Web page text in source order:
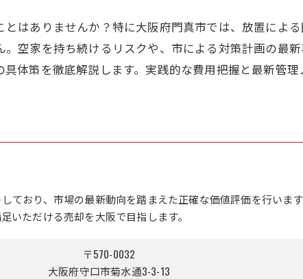
はありませんか？特に大阪府門真市では、放置によ
空家を持ち続けるリスクや、市による対策計画の最
体策を徹底解説します。実践的な費用把握と最新管
ており、市場の最新動向を踏まえた正確な価値評価を行いま
いただける売却を大阪で目指します。
〒570-0032
大阪府守口市菊水通3-3-13